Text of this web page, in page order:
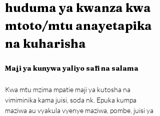
huduma ya kwanza kwa
mtoto/mtu anayetapika
na kuharisha
Maji ya kunywa yaliyo safi na salama
Kwa mtu mzima mpatie maji ya kutosha na
vimiminika kama juisi, soda nk. Epuka kumpa
maziwa au vyakula vyenye maziwa, pombe, juisi ya